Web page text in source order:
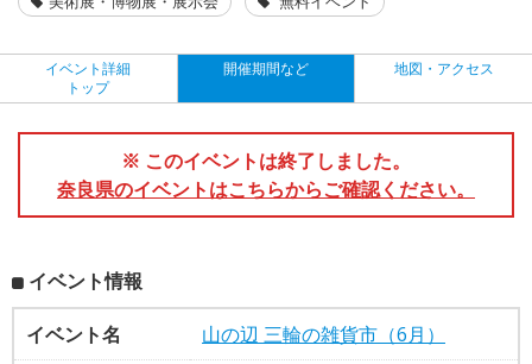
イベント詳細
トップ
開催期間など 地図・アクセス
※ このイベントは終了しました。
奈良県のイベントはこちらからご確認ください。
イベント情報
イベント名
山の辺 三輪の雑貨市（6月）